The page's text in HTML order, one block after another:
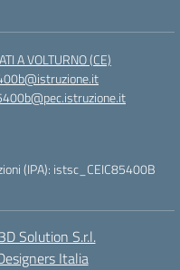
A VOLTURNO (CE)
(IPA): istsc_CEIC85400B
Solution S.r.l.
Italia